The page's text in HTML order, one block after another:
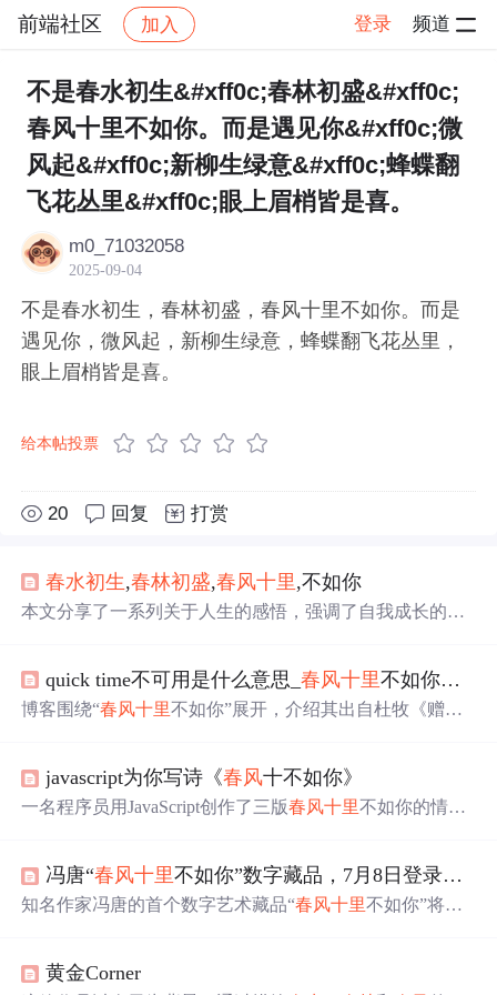
前端社区 加入 登录 频道
社区 前端社区 感慨 帖子详情
不是春水初生&#xff0c;春林初盛&#xff0c;
春风十里不如你。而是遇见你&#xff0c;微
风起&#xff0c;新柳生绿意&#xff0c;蜂蝶翻
飞花丛里&#xff0c;眼上眉梢皆是喜。
m0_71032058
2025-09-04
不是春水初生，春林初盛，春风十里不如你。而是
遇见你，微风起，新柳生绿意，蜂蝶翻飞花丛里，
眼上眉梢皆是喜。
给本帖投票
20 回复 打赏
春水初生,春林初盛,春风十里,不如你
本文分享了一系列关于人生的感悟，强调了自我成长的重
quick time不可用是什么意思_春风十里不如你，用了什么典故，是什么意思？
博客围绕“春风十里不如你”展开，介绍其出自杜牧《赠别
春偶像剧，体现了唐诗宋词对后人的影响力。
javascript为你写诗《春风十不如你》
一名程序员用JavaScript创作了三版春风十里不如你的情
冯唐“春风十里不如你”数字藏品，7月8日登录希壤！
知名作家冯唐的首个数字艺术藏品“春风十里不如你”将于7
模态形式展示。
黄金Corner